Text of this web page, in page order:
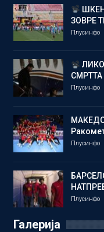
ЗОВРЕ
Плусинфо
Плусинфо
Плусинфо
Плусинфо
Галерија